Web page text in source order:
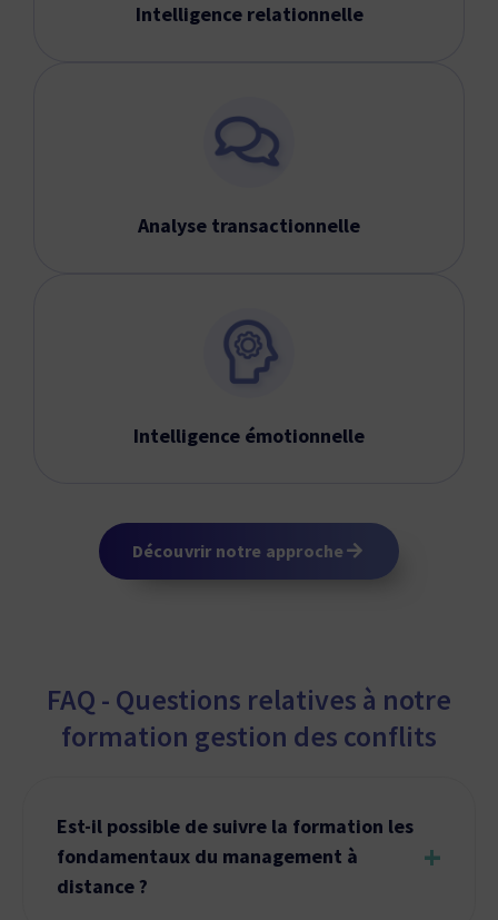
Intelligence relationnelle
Analyse transactionnelle
Intelligence émotionnelle
Découvrir notre approche
FAQ - Questions relatives à notre
formation gestion des conflits
Est-il possible de suivre la formation les
fondamentaux du management à
distance ?
+